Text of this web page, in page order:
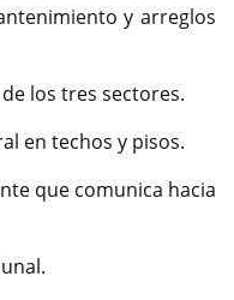
y arreglos
los tres sectores.
en techos y pisos.
que comunica hacia